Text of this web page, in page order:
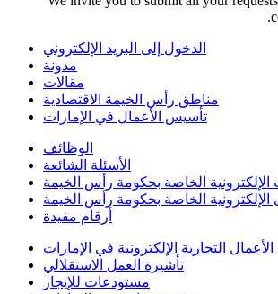
الدخول إلى البريد الإلكتروني
مدونة
مقالات
مناطق رأس الخيمة الاقتصادية
تأسيس الأعمال في الإمارات
الوظائف
الأسئلة الشائعة
الإلكترونية الخاصة بحكومة رأس الخيمة
الإلكترونية الخاصة بحكومة رأس الخيمة
أرقام مفيدة
الأعمال التجارية الإلكترونية في الإمارات
تأشيرة العمل الاستقلالي
مستودعات للإيجار